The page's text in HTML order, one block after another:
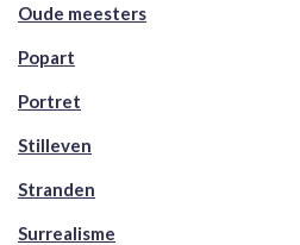
Oude meesters
Popart
Portret
Stilleven
Stranden
Surrealisme